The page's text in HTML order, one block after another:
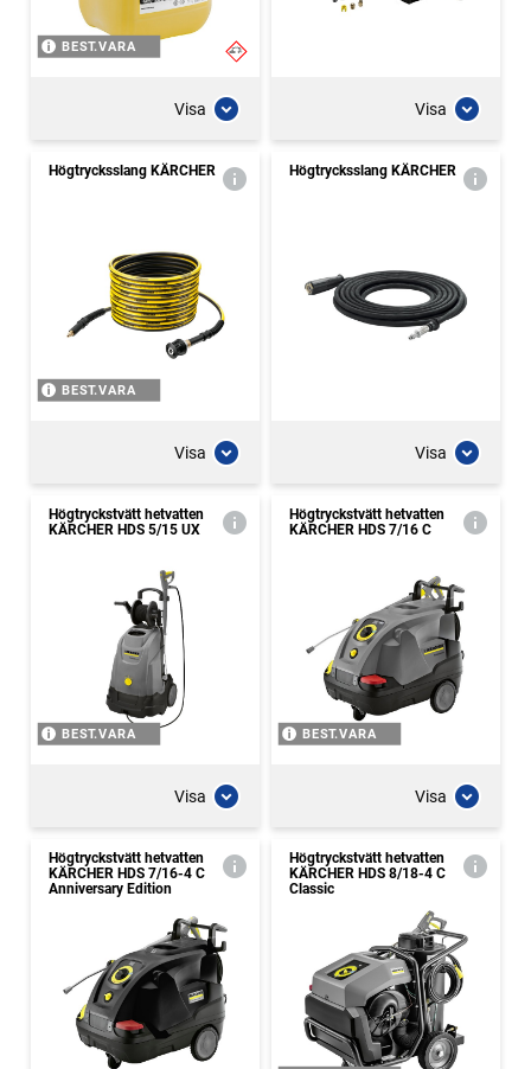
BEST.VARA
Visa Visa
Högtrycksslang KÄRCHER
BEST.VARA
Visa
Högtrycksslang KÄRCHER
Visa
Högtryckstvätt hetvatten
KÄRCHER HDS 5/15 UX
BEST.VARA
Visa
Högtryckstvätt hetvatten
KÄRCHER HDS 7/16 C
BEST.VARA
Visa
Högtryckstvätt hetvatten
KÄRCHER HDS 7/16-4 C
Anniversary Edition
Högtryckstvätt hetvatten
KÄRCHER HDS 8/18-4 C
Classic